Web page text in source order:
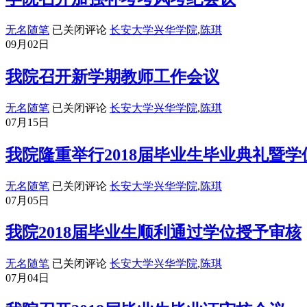
期
末
考
考
风
纪
大
会
无名随笔 学
开
加
强
补
考
风
纪
已关闭评论 长安大学兴华学院,陈琪
09月02日
我院召开新学期教师工作会议
无名随笔 我
开
新
学
期
工
会
已关闭评论 长安大学兴华学院,陈琪
07月15日
我院隆重举行2018届毕业生毕业典礼暨
无名随笔 我
重
举
行
2018
已关闭评论 长安大学兴华学院,陈琪
07月05日
我院2018届毕业生顺利通过学位授予审核
无名随笔 我
届
已关闭评论 长安大学兴华学院,陈琪
07月04日